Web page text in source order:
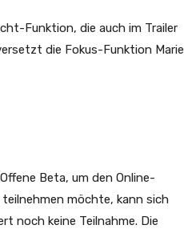
Funktion, die auch im Trailer
die Fokus-Funktion Marie
Beta, um den Online-
teilnehmen möchte, kann sich
noch keine Teilnahme. Die